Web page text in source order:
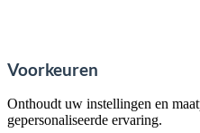
Voorkeuren
Onthoudt uw instellingen en
gepersonaliseerde ervaring.